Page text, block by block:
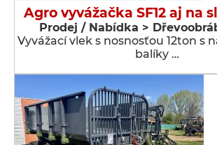
Agro vyvážačka SF12 aj na
Prodej / Nabídka >
Vyvážací vlek s nosnosťou 12ton s
balíky …